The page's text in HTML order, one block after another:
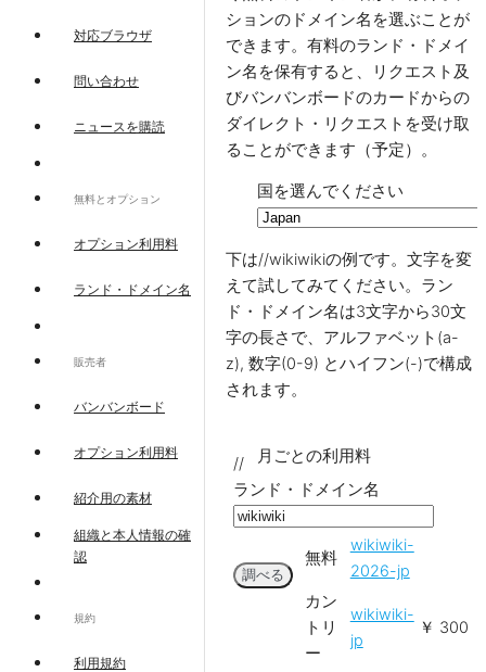
対応ブラウザ
問い合わせ
ニュースを購読
無料とオプション
オプション利用料
ランド・ドメイン名
販売者
バンバンボード
オプション利用料
紹介用の素材
組織と本人情報の確
認
規約
利用規約
ションのドメイン名を選ぶことが
できます。有料のランド・ドメイ
ン名を保有すると、リクエスト及
びバンバンボードのカードからの
ダイレクト・リクエストを受け取
ることができます（予定）。
国を選んでください
下は//wikiwikiの例です。文字を変
えて試してみてください。ラン
ド・ドメイン名は3文字から30文
字の長さで、アルファベット(a-
z), 数字(0-9) とハイフン(-)で構成
されます。
//
ランド・ドメイン名
調べる
月ごとの利用料
無料
wikiwiki-
2026-jp
カン
トリ
ー
wikiwiki-
jp
￥ 300